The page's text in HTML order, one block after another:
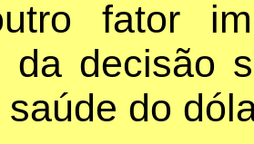
fator
da decisão
do